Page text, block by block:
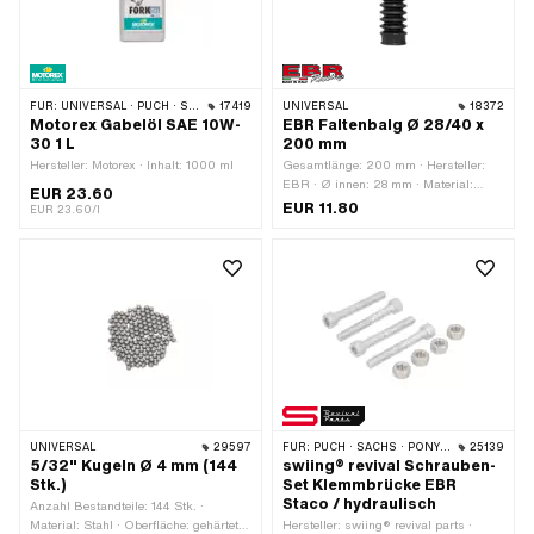
FÜR: UNIVERSAL · PUCH · SACHS · PONY / CILO (BETA 521 & 512) · PIAGGIO · ZÜNDAPP BELMONDO · TOMOS · BYE BIKE · HONDA · HERCULES · PEUGEOT 17419
Motorex Gabelöl SAE 10W-
30 1 L
Hersteller: Motorex · Inhalt: 1000 ml
EUR 23.60
EUR 23.60/l
UNIVERSAL 18372
EBR Faltenbalg Ø 28/40 x
200 mm
Gesamtlänge: 200 mm · Hersteller:
EBR · Ø innen: 28 mm · Material:
Gummi · Farbe: schwarz · Ø innen 2:
EUR 11.80
UNIVERSAL 29597
5/32" Kugeln Ø 4 mm (144
Stk.)
Anzahl Bestandteile: 144 Stk. ·
Material: Stahl · Oberfläche: gehärtet
FÜR: PUCH · SACHS · PONY / CILO (BETA 521 & 512) 25139
swiing® revival Schrauben-
Set Klemmbrücke EBR
Staco / hydraulisch
Hersteller: swiing® revival parts ·